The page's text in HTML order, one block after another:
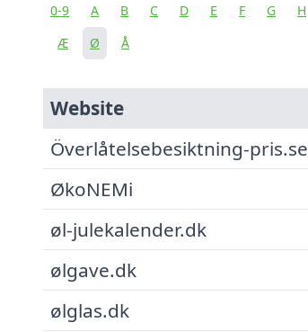
0-9 A B C D E F G H
Æ
Ø Å
Website
Överlåtelsebesiktning-pris.se
ØkoNEMi
øl-julekalender.dk
ølgave.dk
ølglas.dk